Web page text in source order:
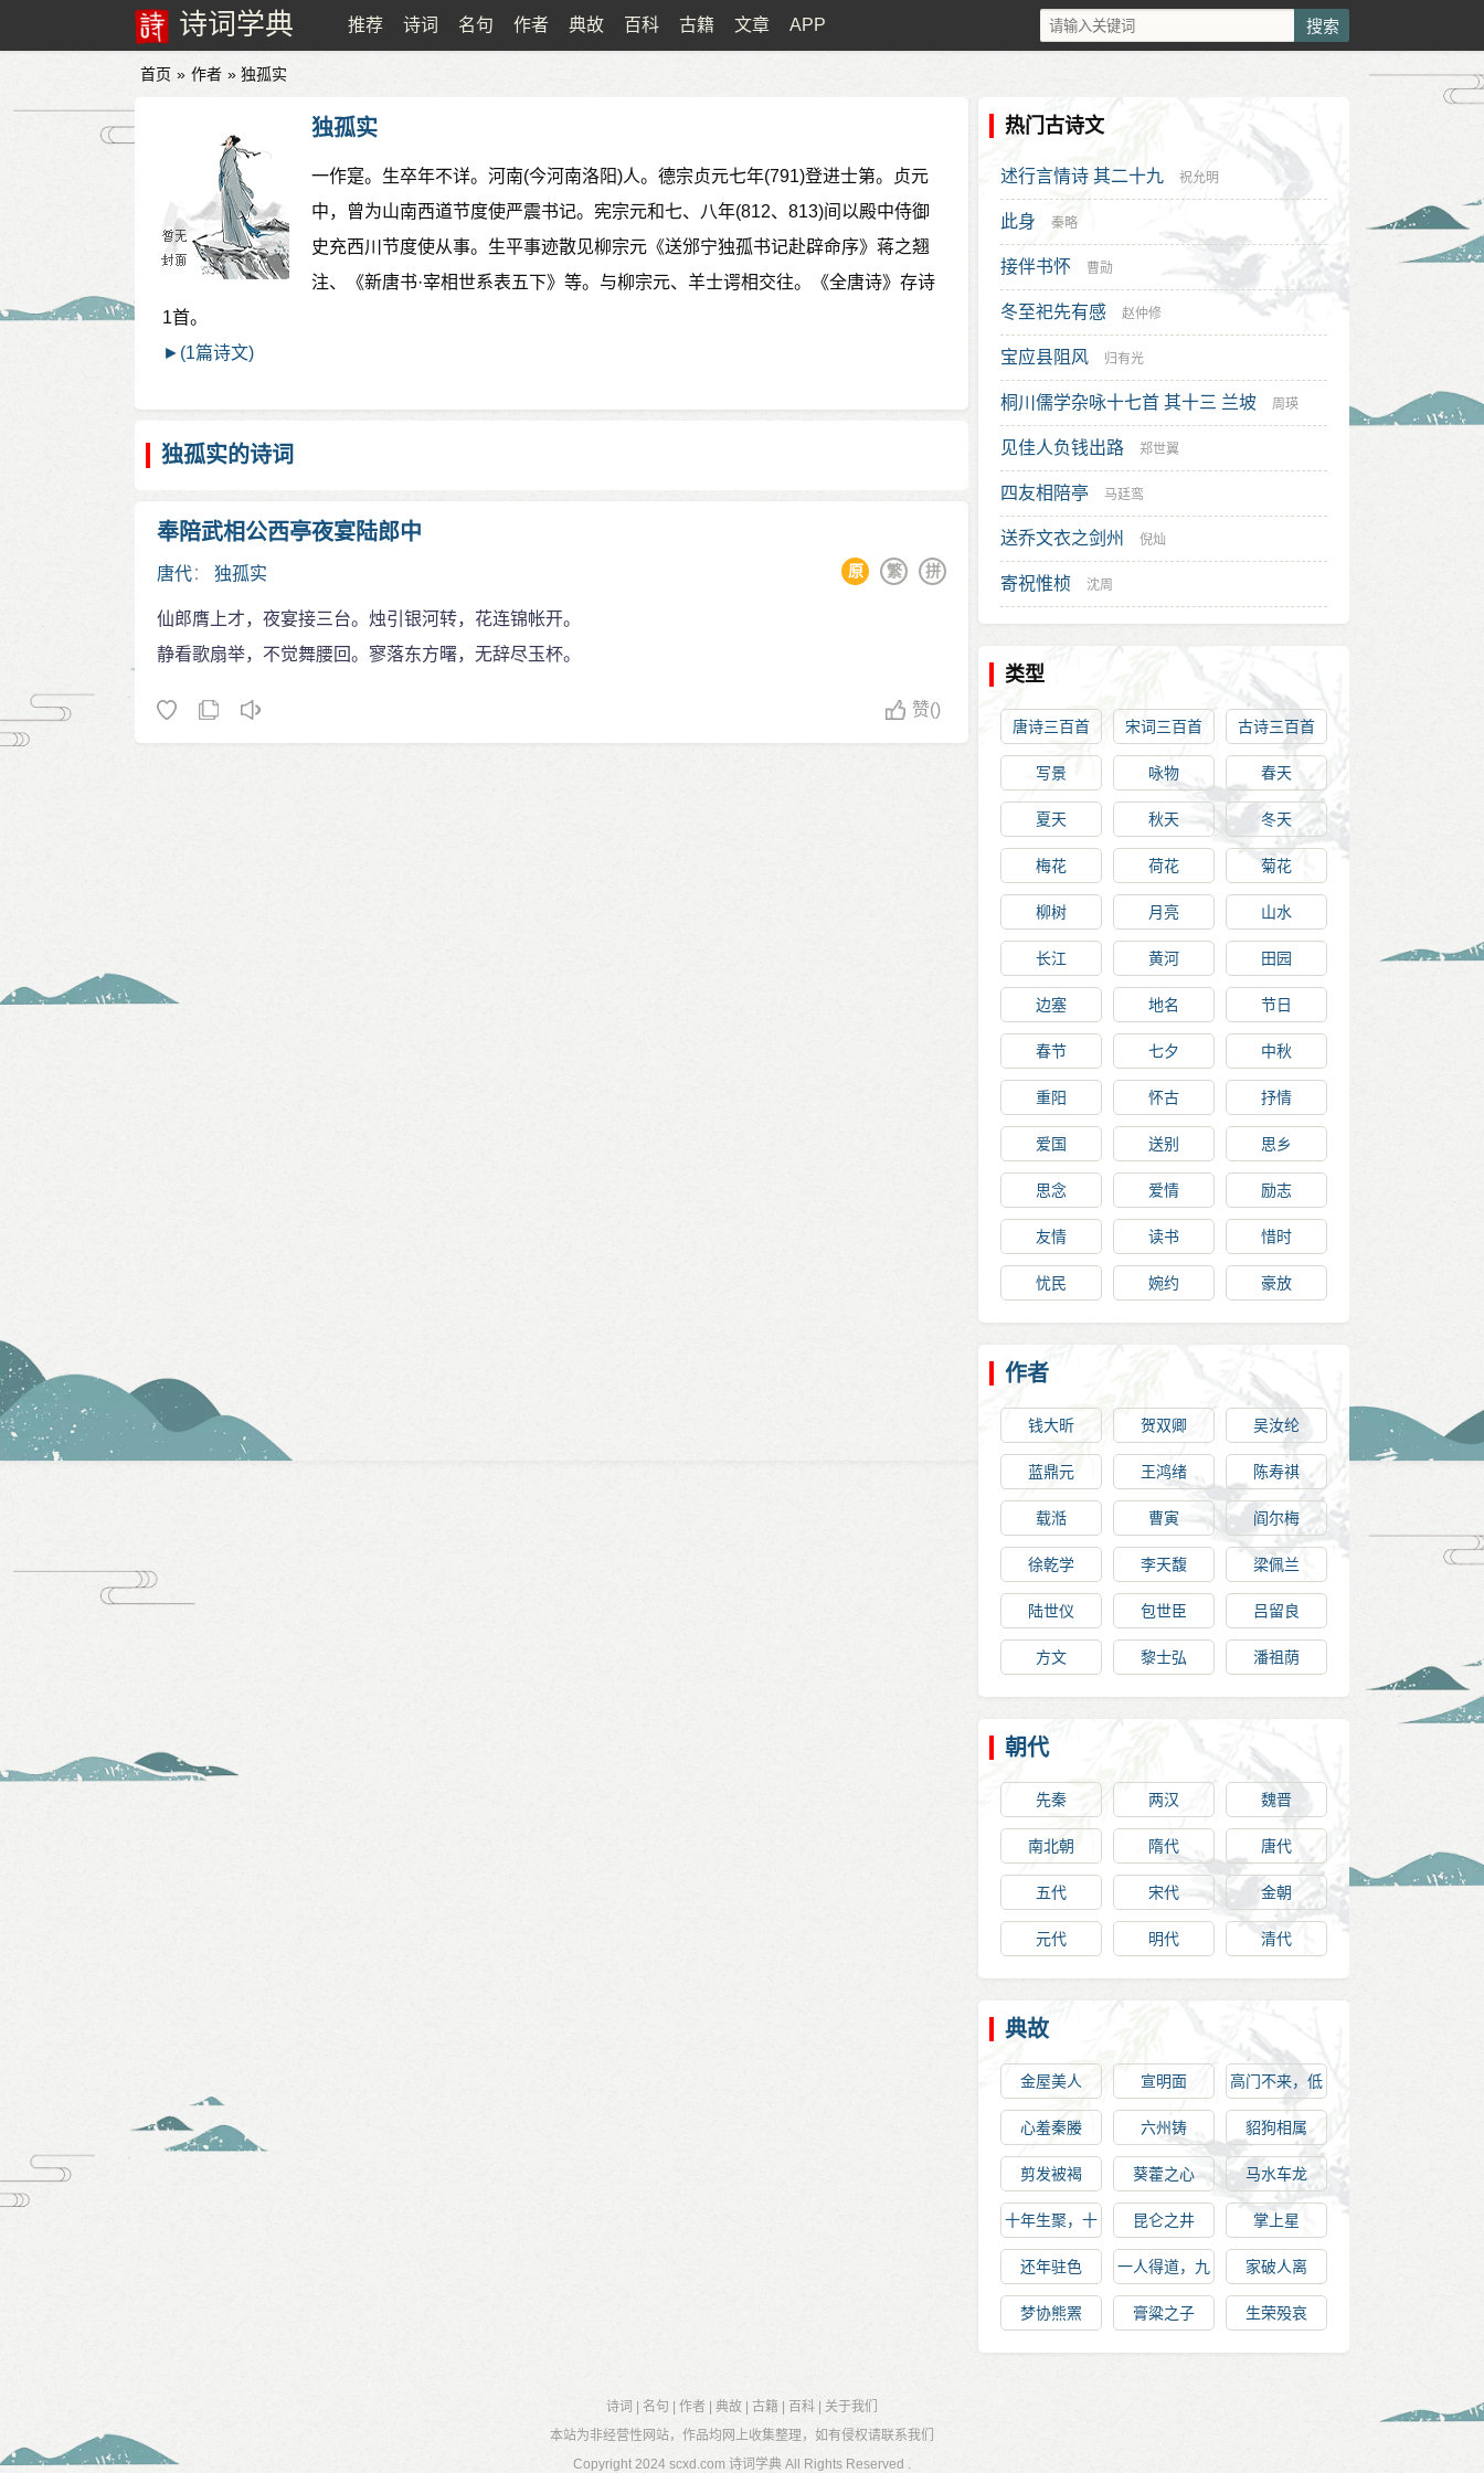
诗词学典 推荐 诗词 名句 作者 典故 百科 古籍 文章 APP
首页 » 作者 » 独孤实
独孤实
一作寔。生卒年不详。河南(今河南洛阳)人。德宗贞元七年(791)登进士第。贞元
中，曾为山南西道节度使严震书记。宪宗元和七、八年(812、813)间以殿中侍御
史充西川节度使从事。生平事迹散见柳宗元《送邠宁独孤书记赴辟命序》蒋之翘
注、《新唐书·宰相世系表五下》等。与柳宗元、羊士谔相交往。《全唐诗》存诗
1首。
►(1篇诗文)
独孤实的诗词
奉陪武相公西亭夜宴陆郎中
唐代： 独孤实 拼
繁
原
仙郎膺上才，夜宴接三台。烛引银河转，花连锦帐开。
静看歌扇举，不觉舞腰回。寥落东方曙，无辞尽玉杯。
赞()
热门古诗文
述行言情诗 其二十九 祝允明
此身 秦略
接伴书怀 曹勋
冬至祀先有感 赵仲修
宝应县阻风 归有光
桐川儒学杂咏十七首 其十三 兰坡 周瑛
见佳人负钱出路 郑世翼
四友相陪亭 马廷鸾
送乔文衣之剑州 倪灿
寄祝惟桢 沈周
类型
唐诗三百首 宋词三百首 古诗三百首
写景 咏物 春天
夏天 秋天 冬天
梅花 荷花 菊花
柳树 月亮 山水
长江 黄河 田园
边塞 地名 节日
春节 七夕 中秋
重阳 怀古 抒情
爱国 送别 思乡
思念 爱情 励志
友情 读书 惜时
忧民 婉约 豪放
作者
钱大昕 贺双卿 吴汝纶
蓝鼎元 王鸿绪 陈寿祺
载湉 曹寅 阎尔梅
徐乾学 李天馥 梁佩兰
陆世仪 包世臣 吕留良
方文 黎士弘 潘祖荫
朝代
先秦 两汉 魏晋
南北朝 隋代 唐代
五代 宋代 金朝
元代 明代 清代
典故
金屋美人 宣明面
高门不来，低
门不就
心羞秦媵 六州铸 貂狗相属
剪发被褐 葵藿之心 马水车龙
十年生聚，十
年教训
昆仑之井 掌上星
还年驻色
一人得道，九
族升天
家破人离
梦协熊罴 膏粱之子 生荣殁哀
诗词 名句 作者 典故 古籍 百科
关于我们
本站为非经营性网站，作品均网上收集整理，如有侵权请联系我们
Copyright 2024 scxd.com 诗词学典 All Rights Reserved .